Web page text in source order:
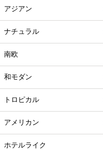
アジアン
ナチュラル
南欧
和モダン
トロピカル
アメリカン
ホテルライク